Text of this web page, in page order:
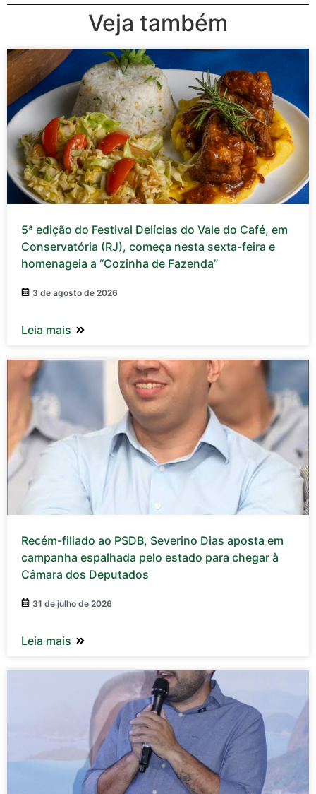
Veja também
5ª edição do Festival Delícias do Vale do Café, em
Conservatória (RJ), começa nesta sexta-feira e
homenageia a “Cozinha de Fazenda”
3 de agosto de 2026
Leia mais
Recém-filiado ao PSDB, Severino Dias aposta em
campanha espalhada pelo estado para chegar à
Câmara dos Deputados
31 de julho de 2026
Leia mais